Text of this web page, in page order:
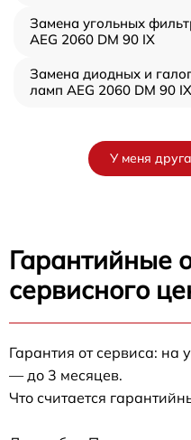
Замена угольных
AEG 2060 DM 90 IX
Замена диодных и
ламп AEG 2060 DM 90 IX
У меня
Гарантийные
сервисного
Гарантия от сервиса: на
— до 3 месяцев.
Что считается